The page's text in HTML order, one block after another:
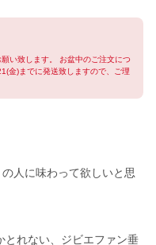
い致します。 お盆中のご注文につ
金)までに発送致しますので、ご理
人に味わって欲しいと思
とれない、ジビエファン垂